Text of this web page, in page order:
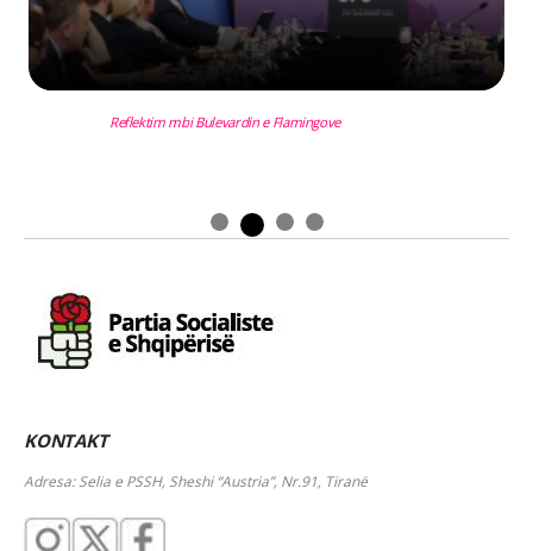
Reflektim mbi Bulevardin e Flamingove
KONTAKT
Adresa: Selia e PSSH, Sheshi “Austria”, Nr.91, Tiranë